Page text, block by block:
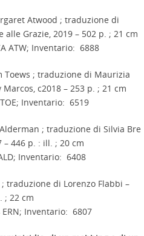
Atwood ; traduzione di
alle Grazie, 2019 – 502 p. ; 21 cm
ATW; Inventario: 6888
; traduzione di Maurizia
c2018 – 253 p. ; 21 cm
Inventario: 6519
; traduzione di Silvia Bre
446 p. : ill. ; 20 cm
Inventario: 6408
traduzione di Lorenzo Flabbi –
; 22 cm
Inventario: 6807